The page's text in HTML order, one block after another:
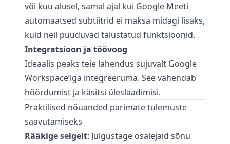
või kuu alusel, samal ajal kui Google Meeti
automaatsed subtiitrid ei maksa midagi lisaks,
kuid neil puuduvad täiustatud funktsioonid.
Integratsioon ja töövoog
Ideaalis peaks teie lahendus sujuvalt Google
Workspace’iga integreeruma. See vähendab
hõõrdumist ja käsitsi üleslaadimisi.
Praktilised nõuanded parimate tulemuste
saavutamiseks
Rääkige selgelt: Julgustage osalejaid sõnu